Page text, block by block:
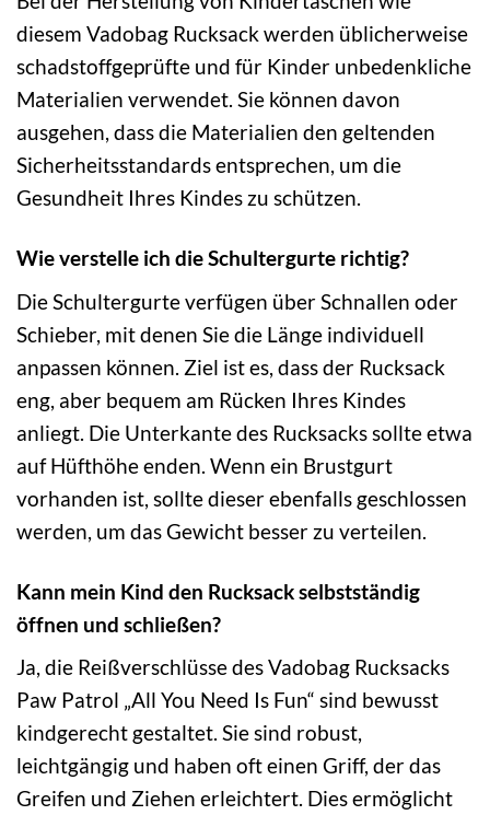
diesem Vadobag Rucksack werden üblicherweise
schadstoffgeprüfte und für Kinder unbedenkliche
Materialien verwendet. Sie können davon
ausgehen, dass die Materialien den geltenden
Sicherheitsstandards entsprechen, um die
Gesundheit Ihres Kindes zu schützen.
Wie verstelle ich die Schultergurte richtig?
Die Schultergurte verfügen über Schnallen oder
Schieber, mit denen Sie die Länge individuell
anpassen können. Ziel ist es, dass der Rucksack
eng, aber bequem am Rücken Ihres Kindes
anliegt. Die Unterkante des Rucksacks sollte etwa
auf Hüfthöhe enden. Wenn ein Brustgurt
vorhanden ist, sollte dieser ebenfalls geschlossen
werden, um das Gewicht besser zu verteilen.
Kann mein Kind den Rucksack selbstständig
öffnen und schließen?
Ja, die Reißverschlüsse des Vadobag Rucksacks
Paw Patrol „All You Need Is Fun“ sind bewusst
kindgerecht gestaltet. Sie sind robust,
leichtgängig und haben oft einen Griff, der das
Greifen und Ziehen erleichtert. Dies ermöglicht